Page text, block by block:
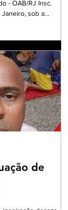
- OAB/RJ Insc.
sob a
e
trabalharem com
no art. 133 da
realizando um
da Ordem
dos
para aperfe
de